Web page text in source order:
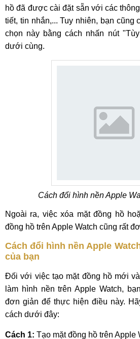
hồ đã được cài đặt sẵn với các
tiết, tin nhắn,... Tuy nhiên, bạn cũng
chọn này bằng cách nhấn nút
dưới cùng.
Cách đổi hình nền Apple
Ngoài ra, việc xóa mặt đồng hồ
đồng hồ trên Apple Watch cũng rất
Cách đổi hình nền Apple
của bạn
Đối với việc tạo mặt đồng hồ mới
làm hình nền trên Apple Watch,
đơn giản để thực hiện điều này.
cách dưới đây:
Cách 1: Tạo mặt đồng hồ trên Apple